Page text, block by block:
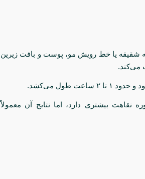
شقیقه یا خط رویش مو، پوست و بافت زیرین
می‌کند.
طول می‌کشد.
نقاهت بیشتری دارد، اما نتایج آن معمولاً